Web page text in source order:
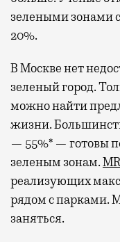
зелеными зонами
20%.
В Москве нет
зеленый город.
можно найти
жизни.
— 55%* — готовы
зеленым зонам.
реализующих
рядом с парками.
заняться.